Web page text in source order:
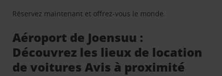
Réservez maintenant et offrez-vous le monde.
Aéroport de Joensuu :
Découvrez les lieux de location
de voitures Avis à proximité